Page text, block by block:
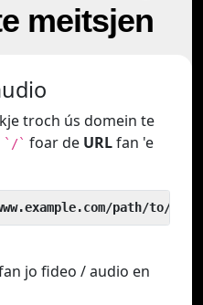
meitsjen
troch ús domein te
`/` foar de URLfan 'e
path/to/
jo fideo / audio en